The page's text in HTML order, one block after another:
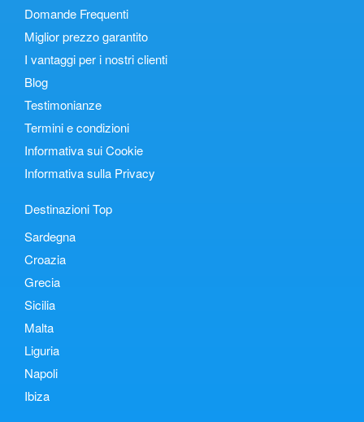
Domande Frequenti
Miglior prezzo garantito
I vantaggi per i nostri clienti
Blog
Testimonianze
Termini e condizioni
Informativa sui Cookie
Informativa sulla Privacy
Destinazioni Top
Sardegna
Croazia
Grecia
Sicilia
Malta
Liguria
Napoli
Ibiza